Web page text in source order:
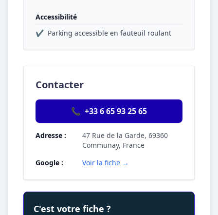
Accessibilité
✔ Parking accessible en fauteuil roulant
Contacter
📞 +33 6 65 93 25 65
Adresse :
47 Rue de la Garde, 69360
Communay, France
Google :
Voir la fiche →
C'est votre fiche ?